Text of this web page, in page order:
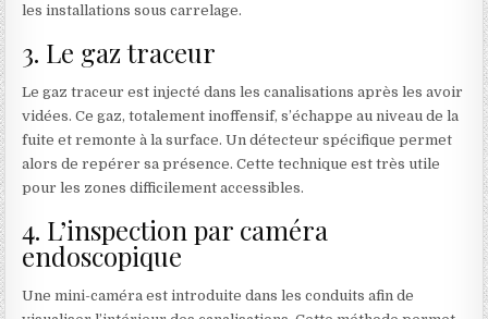
les installations sous carrelage.
3. Le gaz traceur
Le gaz traceur est injecté dans les canalisations après les avoir
vidées. Ce gaz, totalement inoffensif, s’échappe au niveau de la
fuite et remonte à la surface. Un détecteur spécifique permet
alors de repérer sa présence. Cette technique est très utile
pour les zones difficilement accessibles.
4. L’inspection par caméra
endoscopique
Une mini-caméra est introduite dans les conduits afin de